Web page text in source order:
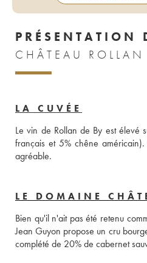
PRÉSENTATION
CHÂTEAU
LA CUVÉE
Le vin de Rollan de By est élevé
français et 5% chêne
agréable.
LE DOMAINE
Bien qu'il n'ait pas été retenu
Jean Guyon propose un cru
complété de 20% de cabernet